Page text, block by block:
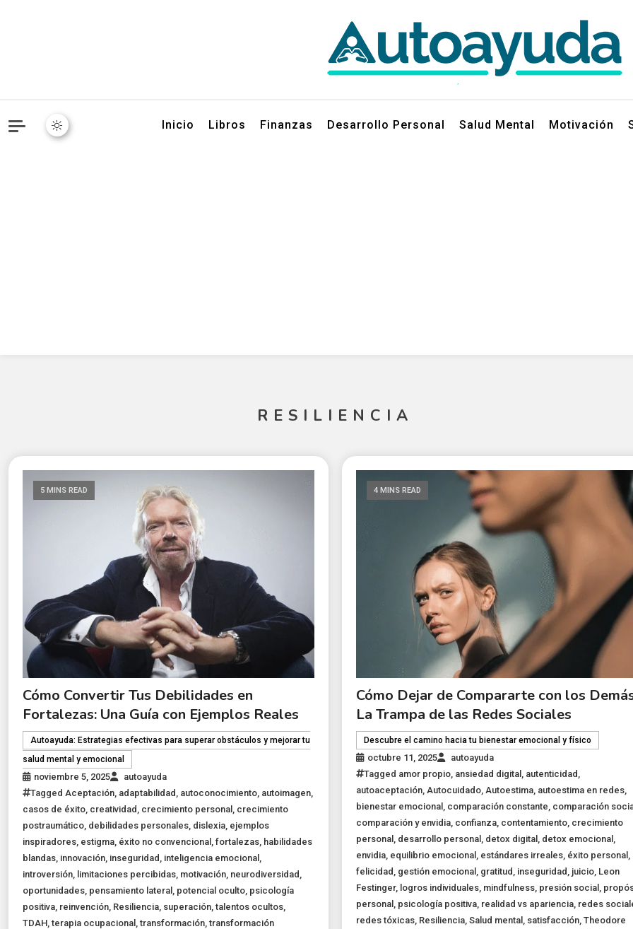
Inicio Libros Finanzas Desarrollo Personal Salud Mental Motivación
RESILIENCIA
5 MINS READ
Cómo Convertir Tus Debilidades en
Fortalezas: Una Guía con Ejemplos Reales
Autoayuda: Estrategias efectivas para superar obstáculos y mejorar tu
salud mental y emocional
noviembre 5, 2025
autoayuda
Tagged Aceptación adaptabilidad autoconocimiento autoimagen
casos de éxito creatividad crecimiento personal crecimiento
postraumático debilidades personales dislexia ejemplos
inspiradores estigma éxito no convencional ,fortalezas habilidades
blandas innovación inseguridad inteligencia emocional
introversión limitaciones percibidas motivación neurodiversidad
oportunidades pensamiento lateral potencial oculto psicología
positiva reinvención Resiliencia superación ,talentos ocultos
TDAH ,terapia ocupacional ,transformación ,transformación
4 MINS READ
Cómo Dejar de Compararte con los
La Trampa de las Redes Sociales
Descubre el camino hacia tu bienestar emocional y físico
octubre 11, 2025
autoayuda
Tagged amor propio, ansiedad digital, autenticidad
autoaceptación, Autocuidado, Autoestima, autoestima en redes,
bienestar emocional, comparación constante comparación
comparación y envidia, confianza, contentamiento, crecimiento
personal, desarrollo personal, detox digital, detox emocional,
envidia, equilibrio emocional, estándares irreales, éxito personal,
felicidad gestión emocional, gratitud inseguridad juicio, Leon
Festinger, logros individuales, mindfulness, presión social,
personal, psicología positiva, realidad vs apariencia, redes
redes tóxicas, Resiliencia, Salud mental, satisfacción, Theodore